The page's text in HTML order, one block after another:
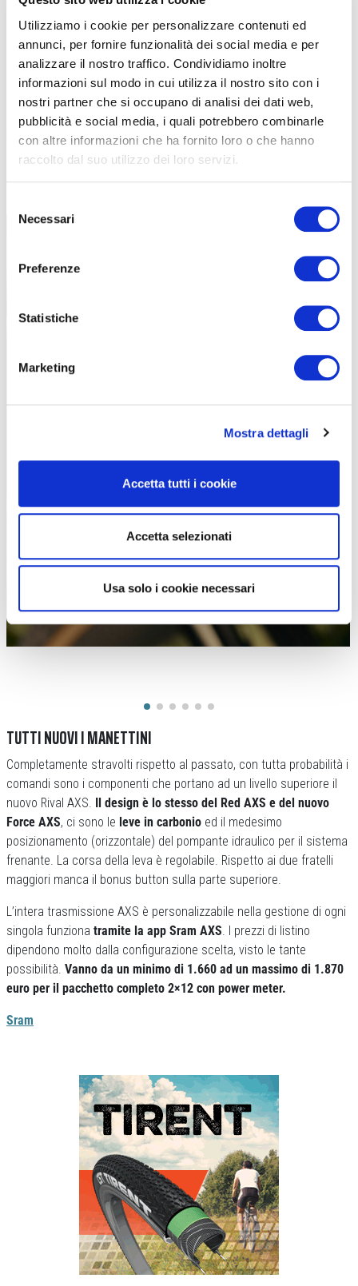
Utilizziamo i cookie per personalizzare contenuti ed
annunci, per fornire funzionalità dei social media e per
analizzare il nostro traffico. Condividiamo inoltre
informazioni sul modo in cui utilizza il nostro sito con i
nostri partner che si occupano di analisi dei dati web,
pubblicità e social media, i quali potrebbero combinarle
con altre informazioni che ha fornito loro o che hanno
raccolto dal suo utilizzo dei loro servizi.
delNecessari
Preferenze
Statistiche
Marketing
Mostra dettagli
Accetta tutti i cookie
Accetta selezionati
Usa solo i cookie necessari
I pignoni sono completamente in acciaio e mutuano la costruzione
in un blocco unico da Force e Red AXS, così come
l’ingaggio XDR sul corpetto della ruota. Le scale disponibili sono
TUTTI NUOVI I MANETTINI
Completamente stravolti rispetto al passato, con tutta probabilità i
comandi sono i componenti che portano ad un livello superiore il
nuovo Rival AXS.
Il design è lo stesso del Red AXS e del nuovo
Force AXS, ci sono le leve in carbonio ed il medesimo
posizionamento (orizzontale) del pompante idraulico per il sistema
frenante. La corsa della leva è regolabile. Rispetto ai due fratelli
maggiori manca il bonus button sulla parte superiore.
L’intera trasmissione AXS è personalizzabile nella gestione di ogni
singola funziona tramite la app Sram AXS. I prezzi di listino
dipendono molto dalla configurazione scelta, visto le tante
possibilità. Vanno da un minimo di 1.660 ad un massimo di 1.870
euro per il pacchetto completo 2×12 con power meter.
Sram
Previous